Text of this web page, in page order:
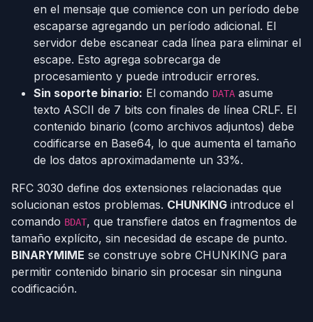
en el mensaje que comience con un período debe
escaparse agregando un período adicional. El
servidor debe escanear cada línea para eliminar el
escape. Esto agrega sobrecarga de
procesamiento y puede introducir errores.
Sin soporte binario: El comando DATA asume
texto ASCII de 7 bits con finales de línea CRLF. El
contenido binario (como archivos adjuntos) debe
codificarse en Base64, lo que aumenta el tamaño
de los datos aproximadamente un 33%.
RFC 3030 define dos extensiones relacionadas que
solucionan estos problemas. CHUNKING introduce el
comando BDAT, que transfiere datos en fragmentos de
tamaño explícito, sin necesidad de escape de punto.
BINARYMIME se construye sobre CHUNKING para
permitir contenido binario sin procesar sin ninguna
codificación.